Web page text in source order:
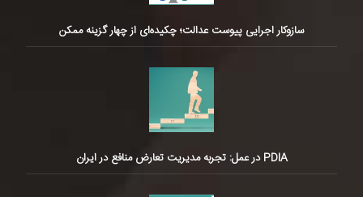
سازوکار اجرایی پیوست عدالت؛ چکیده‌ای از چهار گزینه ممکن
PDIA در عمل: تجربه مدیریت تعارض منافع در ایران